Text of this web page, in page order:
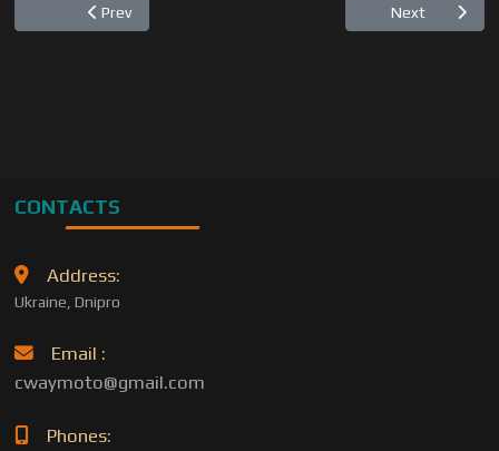
Previous article: Mohammed, Dubai
Prev Next
Next
CONTACTS
Address:
Ukraine, Dnipro
Email :
cwaymoto@gmail.com
Phones: